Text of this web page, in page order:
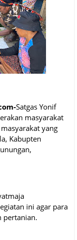
Satgas Yonif
masyarakat
yang
Kabupten
ini agar para
pertanian.